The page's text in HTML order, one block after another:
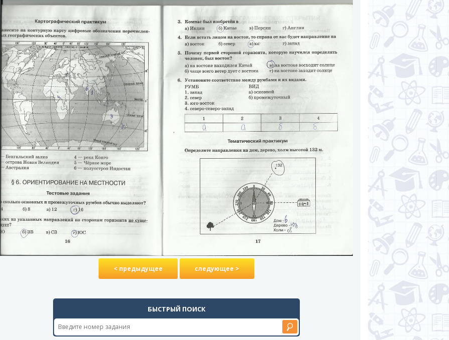
< предыдущее следующее >
БЫСТРЫЙ ПОИСК